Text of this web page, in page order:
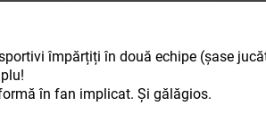
împărțiți în două echipe (șase
în fan implicat. Și gălăgios.